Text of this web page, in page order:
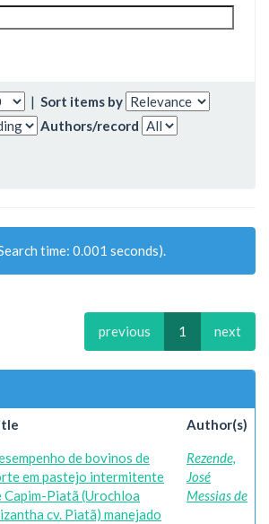
| Sort items by
Authors/record
time: 0.001 seconds).
previous 1 next
Author(s)
de bovinos de
em pastejo intermitente
Capim-Piatã (Urochloa
cv. Piatã) manejado
Rezende,
José
Messias de